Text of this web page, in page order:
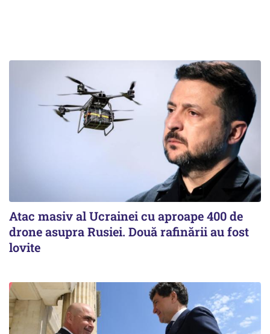
Atac masiv al Ucrainei cu aproape 400 de
drone asupra Rusiei. Două rafinării au fost
lovite